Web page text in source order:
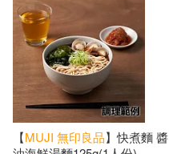
【MUJI 無印良品】快煮麵 醬